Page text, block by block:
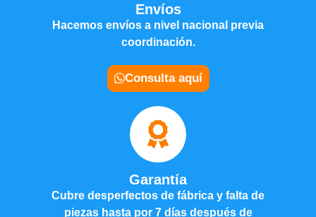
Envíos
Hacemos envíos a nivel nacional previa
coordinación.
Consulta aquí
Garantía
Cubre desperfectos de fábrica y falta de
piezas hasta por 7 días después de